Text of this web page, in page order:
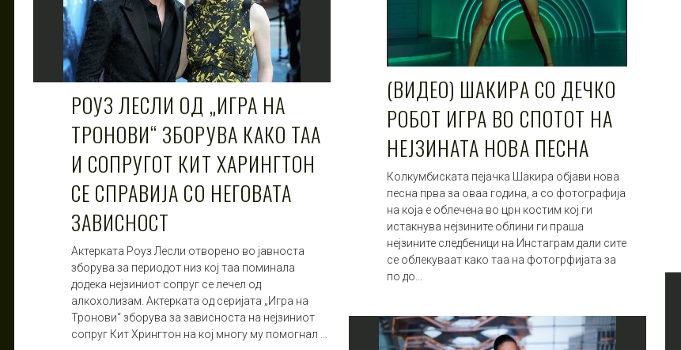
(ВИДЕО) ШАКИРА СО ДЕЧКО
РОБОТ ИГРА ВО СПОТОТ НА
НЕЈЗИНАТА НОВА ПЕСНА
Колкумбиската пејачка Шакира објави нова
песна прва за оваа година, а со фотографија
на која е облечена во црн костим кој ги
истакнува нејзините облини ги праша
нејзините следбеници на Инстаграм дали сите
се облекуваат како таа на фотогрфијата за
по до…
РОУЗ ЛЕСЛИ ОД „ИГРА НА
ТРОНОВИ“ ЗБОРУВА КАКО ТАА
И СОПРУГОТ КИТ ХАРИНГТОН
СЕ СПРАВИЈА СО НЕГОВАТА
ЗАВИСНОСТ
Актерката Роуз Лесли отворено во јавноста
зборува за периодот низ кој таа поминала
додека нејзиниот сопруг се лечел од
алкохолизам. Актерката од серијата „Игра на
Тронови“ зборува за зависноста на нејзиниот
сопруг Кит Хрингтон на кој многу му помогнал …